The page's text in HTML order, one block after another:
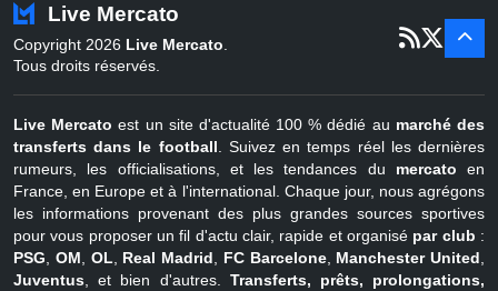
Belgique
juil - 31
Live Mercato
Copyright 2026 Live Mercato
Tous droits réservés.
Live Mercato est un site d'actualité 100 % dédié au marché des
transferts dans le football . Suivez en temps réel les dernières
rumeurs, les officialisations, et les tendances du mercato en
France, en Europe et à l'international. Chaque jour, nous agrégons
les informations provenant des plus grandes sources sportives
pour vous proposer un fil d'actu clair, rapide et organisé par club :
PSG
OM OL Real Madrid FC Barcelone, Manchester United
Juventus , et bien d'autres. Transferts, prêts, prolongations,